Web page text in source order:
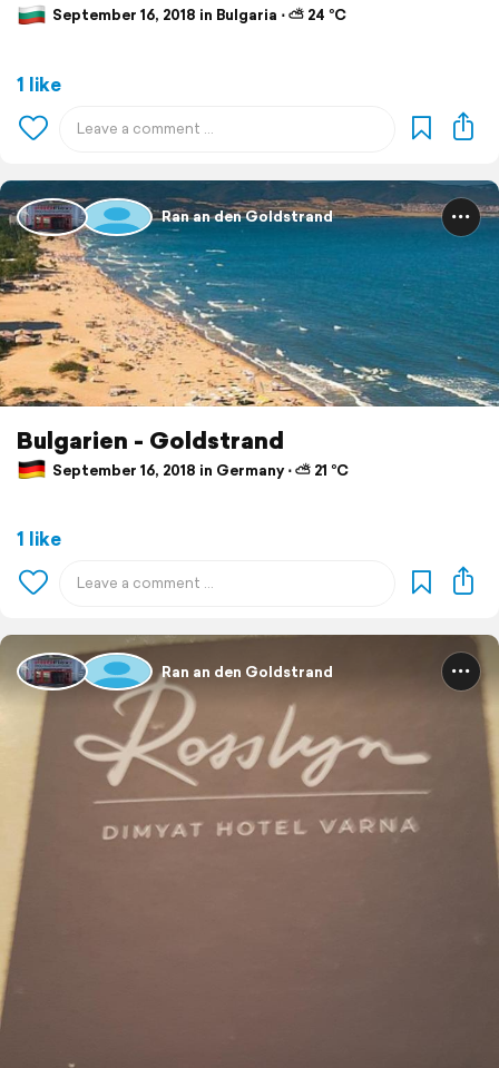
September 16, 2018 in Bulgaria ⋅ ⛅ 24 °C
1 like
Ran an den Goldstrand
Bulgarien - Goldstrand
September 16, 2018 in Germany ⋅ ⛅ 21 °C
1 like
Ran an den Goldstrand